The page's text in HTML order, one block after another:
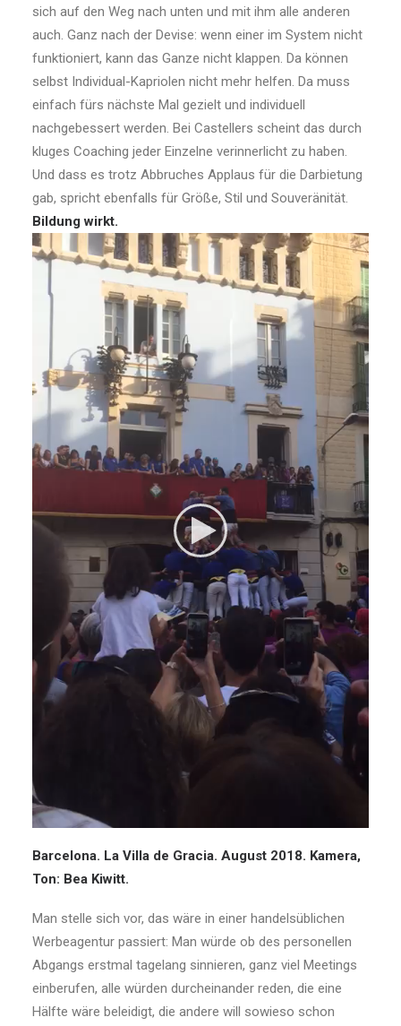
sich auf den Weg nach unten und mit ihm alle anderen
auch. Ganz nach der Devise: wenn einer im System nicht
funktioniert, kann das Ganze nicht klappen. Da können
selbst Individual-Kapriolen nicht mehr helfen. Da muss
einfach fürs nächste Mal gezielt und individuell
nachgebessert werden. Bei Castellers scheint das durch
kluges Coaching jeder Einzelne verinnerlicht zu haben.
Und dass es trotz Abbruches Applaus für die Darbietung
gab, spricht ebenfalls für Größe, Stil und Souveränität.
Bildung wirkt.
Barcelona. La Villa de Gracia. August 2018. Kamera,
Ton: Bea Kiwitt.
Man stelle sich vor, das wäre in einer handelsüblichen
Werbeagentur passiert: Man würde ob des personellen
Abgangs erstmal tagelang sinnieren, ganz viel Meetings
einberufen, alle würden durcheinander reden, die eine
Hälfte wäre beleidigt, die andere will sowieso schon